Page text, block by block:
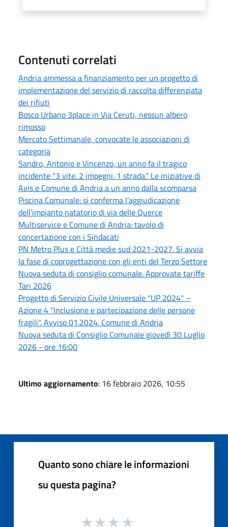
Contenuti correlati
Andria ammessa a finanziamento per un progetto di
implementazione del servizio di raccolta differenziata
dei rifiuti
Bosco Urbano 3place in Via Ceruti, nessun albero
rimosso
Mercato Settimanale, convocate le associazioni di
categoria
Sandro, Antonio e Vincenzo, un anno fa il tragico
incidente “3 vite. 2 impegni. 1 strada.” Le iniziative di
Avis e Comune di Andria a un anno dalla scomparsa
Piscina Comunale: si conferma l’aggiudicazione
dell’impianto natatorio di via delle Querce
Multiservice e Comune di Andria: tavolo di
concertazione con i Sindacati
PN Metro Plus e Città medie sud 2021-2027. Si avvia
la fase di coprogettazione con gli enti del Terzo Settore
Nuova seduta di consiglio comunale. Approvate tariffe
Tari 2026
Progetto di Servizio Civile Universale "UP 2024" –
Azione 4 "Inclusione e partecipazione delle persone
fragili". Avviso 01.2024. Comune di Andria
Nuova seduta di Consiglio Comunale giovedì 30 Luglio
2026 - ore 16:00
Ultimo aggiornamento: 16 febbraio 2026, 10:55
Quanto sono chiare le informazioni
su questa pagina?